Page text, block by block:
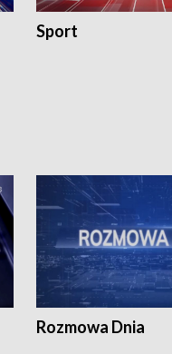
Sport
Rozmowa Dnia